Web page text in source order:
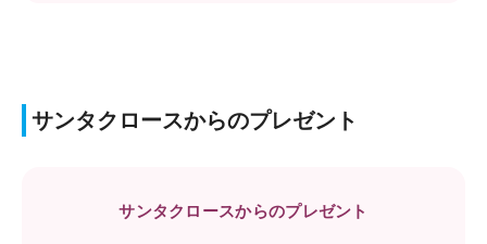
サンタクロースからのプレゼント
サンタクロースからのプレゼント